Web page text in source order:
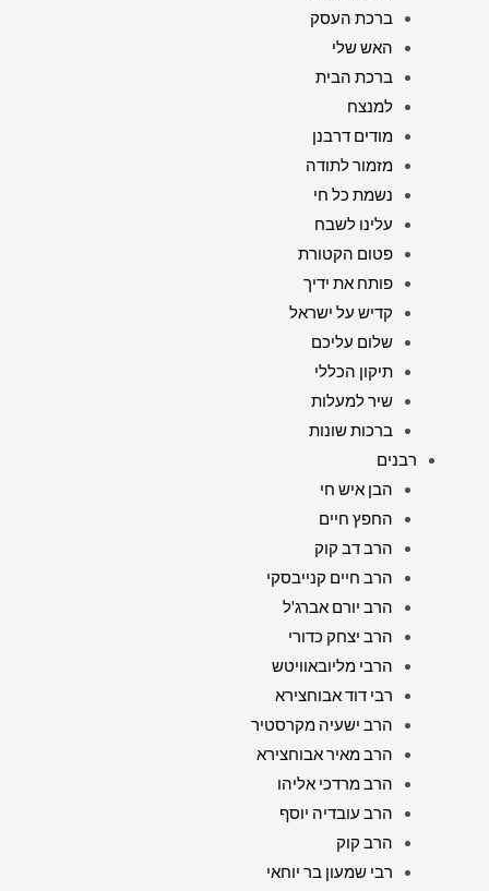
ברכת העסק
האש שלי
ברכת הבית
למנצח
מודים דרבנן
מזמור לתודה
נשמת כל חי
עלינו לשבח
פטום הקטורת
פותח את ידיך
קדיש על ישראל
שלום עליכם
תיקון הכללי
שיר למעלות
ברכות שונות
רבנים
הבן איש חי
החפץ חיים
הרב דב קוק
הרב חיים קנייבסקי
הרב יורם אברג'ל
הרב יצחק כדורי
הרבי מליובאוויטש
רבי דוד אבוחצירא
הרב ישעיה מקרסטיר
הרב מאיר אבוחצירא
הרב מרדכי אליהו
הרב עובדיה יוסף
הרב קוק
רבי שמעון בר יוחאי